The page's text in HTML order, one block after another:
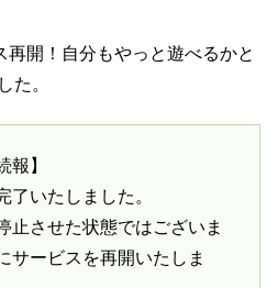
開！自分もやっと遊べるかと
た。
報】
了いたしました。
止させた状態ではございま
サービスを再開いたしま